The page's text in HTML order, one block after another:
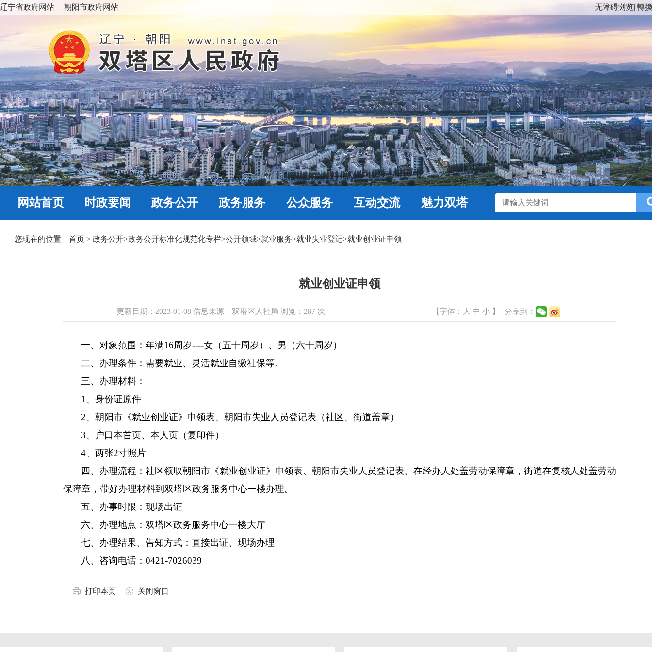
辽宁省政府网站 朝阳市政府网站 无障碍浏览| 轉
网站首页 时政要闻 政务公开 政务服务 公众服务 互动交流 魅力双塔
您现在的位置： 首页 > 政务公开>政务公开标准化规范化专栏>公开领域>就业服务>就业失业登记>就业创业证申领
就业创业证申领
更新日期：2023-01-08 信息来源：双塔区人社局 浏览： 287 次 【字体： 大 中 小 】 分享到：
一、对象范围：年满16周岁----女（五十周岁）、男（六十周岁）
二、办理条件：需要就业、灵活就业自缴社保等。
三、办理材料：
1、身份证原件
2、朝阳市《就业创业证》申领表、朝阳市失业人员登记表（社区、街道盖章）
3、户口本首页、本人页（复印件）
4、两张2寸照片
四、办理流程：社区领取朝阳市《就业创业证》申领表、朝阳市失业人员登记表、在经办人处盖劳动保障章，街道在复核人处盖劳动
保障章，带好办理材料到双塔区政务服务中心一楼办理。
五、办事时限：现场出证
六、办理地点：双塔区政务服务中心一楼大厅
七、办理结果、告知方式：直接出证、现场办理
八、咨询电话：0421-7026039
打印本页 关闭窗口